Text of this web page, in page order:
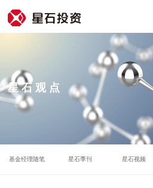
星石观点
基金经理随笔 星石季刊 星石视频